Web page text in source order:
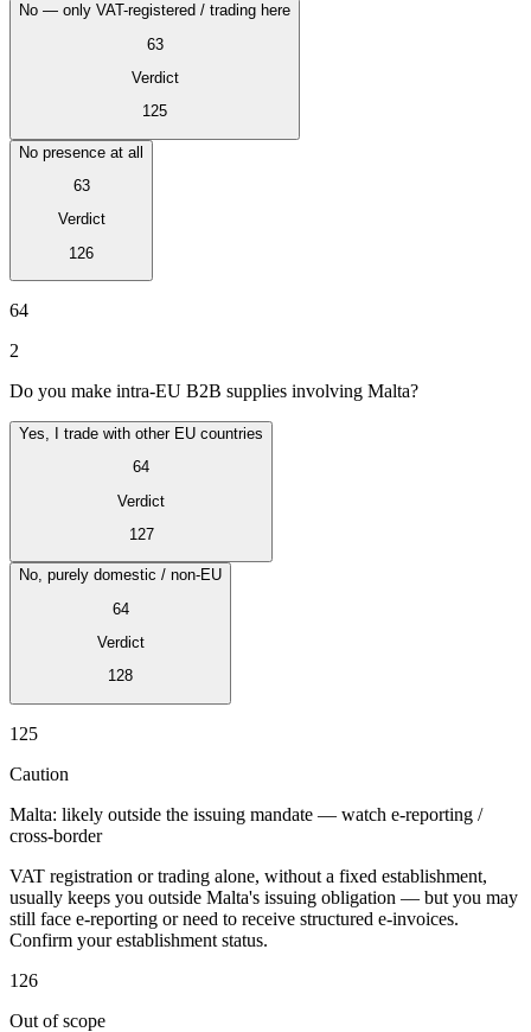
VAT für Anfänger
Golfregion
No — only VAT-registered / trading here
63
Verdict
125
No presence at all
63
Verdict
126
64
2
Do you make intra-EU B2B supplies involving Malta?
Yes, I trade with other EU countries
64
Verdict
127
No, purely domestic / non-EU
64
Verdict
128
125
Caution
Malta: likely outside the issuing mandate — watch e-reporting /
cross-border
VAT registration or trading alone, without a fixed establishment,
usually keeps you outside Malta's issuing obligation — but you may
still face e-reporting or need to receive structured e-invoices.
Confirm your establishment status.
126
Out of scope